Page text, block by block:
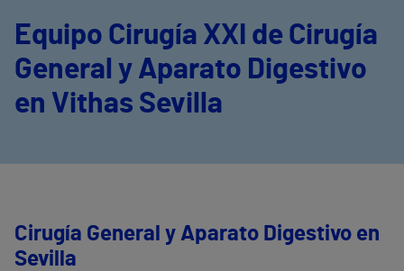
Servicios de salud
Equipo médico y asistencial
Equipo Cirugía XXI de Cirugía
General y Aparato Digestivo
en Vithas Sevilla
Cirugía General y Aparato Digestivo en
Sevilla